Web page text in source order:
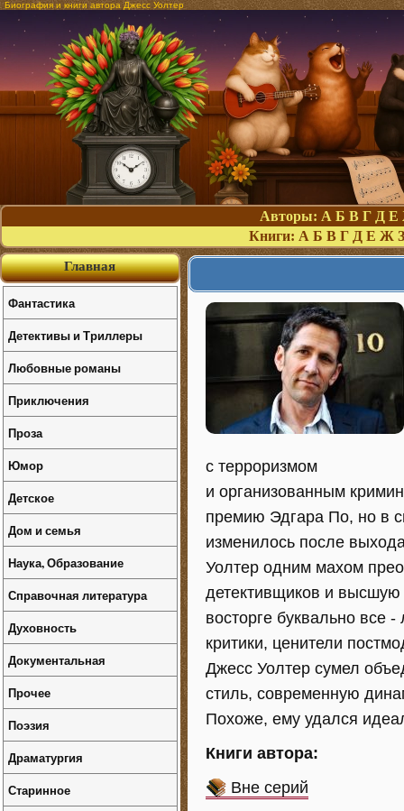
Биография и книги автора Джесс Уолтер
Авторы: А Б В Г Д Е
Книги: А Б В Г Д Е Ж З
с терроризмом
и организованным
премию Эдгара По, но в
изменилось после
Уолтер одним махом
детективщиков и высшую
восторге буквально все
критики, ценители
Джесс Уолтер сумел
стиль, современную
Похоже, ему удался
Книги автора:
Вне серий
Главная
Фантастика
Детективы и Триллеры
Любовные романы
Приключения
Проза
Юмор
Детское
Дом и семья
Наука, Образование
Справочная литература
Духовность
Документальная
Прочее
Поэзия
Драматургия
Старинное